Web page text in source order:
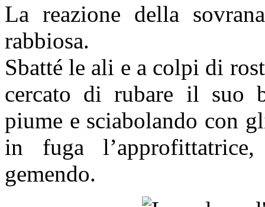
La reazione della
rabbiosa.
Sbatté le ali e a colpi di
cercato di rubare il suo
piume e sciabolando con
in fuga
gemendo.